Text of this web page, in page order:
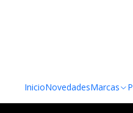
InicioNovedadesMarcas